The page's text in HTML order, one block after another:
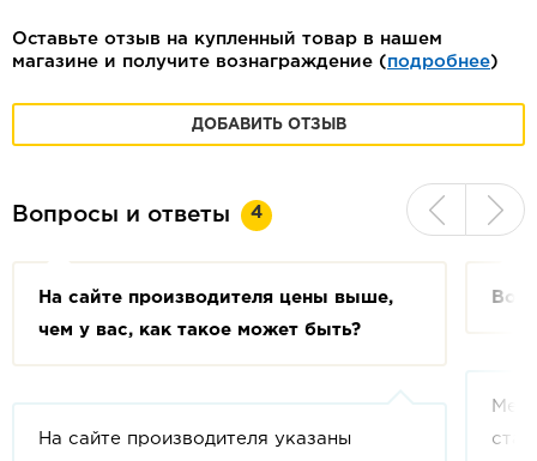
Оставьте отзыв на купленный товар в нашем
магазине и получите вознаграждение (подробнее)
ДОБАВИТЬ ОТЗЫВ
Вопросы и ответы 4
На сайте производителя цены выше,
чем у вас, как такое может быть?
На сайте производителя указаны